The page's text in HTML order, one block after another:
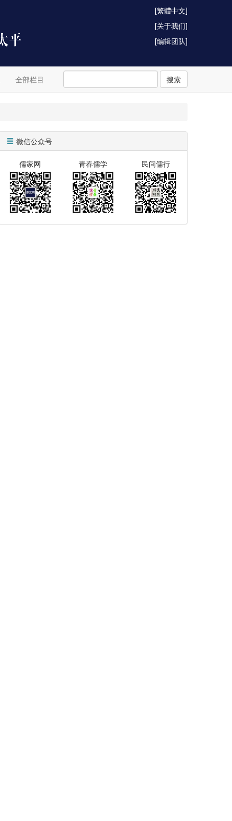
[繁體中文]
[关于我们]
[编辑团队]
全部栏目 搜索
微信公众号
儒家网 青春儒学 民间儒行